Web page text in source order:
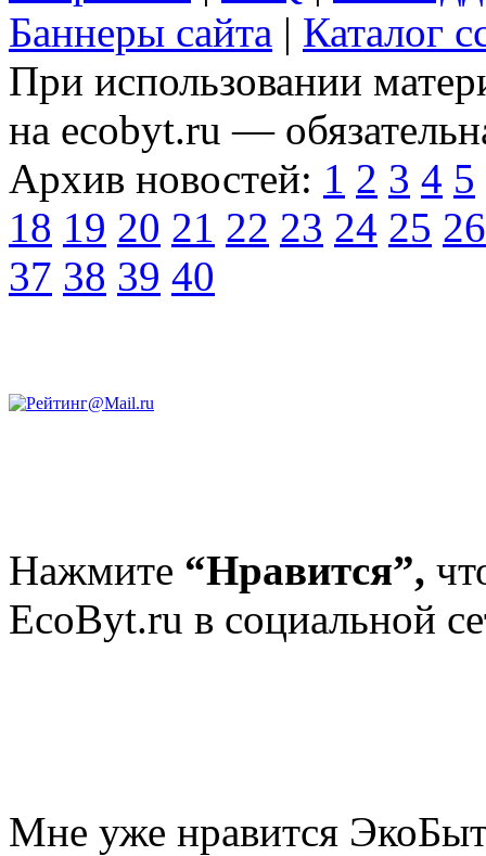
Баннеры сайта | Каталог
При использовании
на ecobyt.ru —
Архив новостей: 1 2 3 4 5
18 19 20 21 22 23 24 25 26
37 38 39 40
Нажмите “Нравится”,
EcoByt.ru в социальной
Мне уже нравится